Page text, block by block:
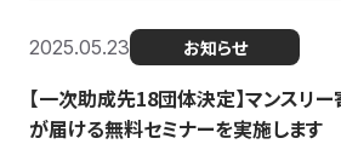
2025.05.23 お知らせ
【一次助成先18団体決定】マンスリ
が届ける無料セミナーを実施します